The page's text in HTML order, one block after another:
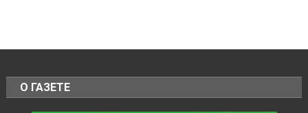
О ГАЗЕТЕ